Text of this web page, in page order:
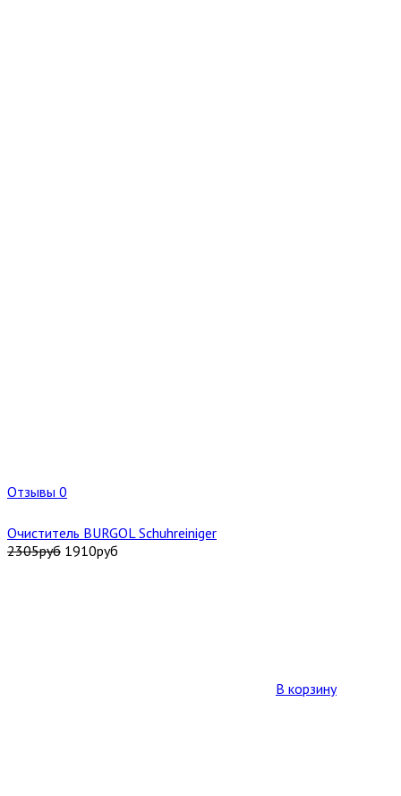
Отзывы 0
Очиститель BURGOL Schuhreiniger
2305руб 1910руб
В корзину